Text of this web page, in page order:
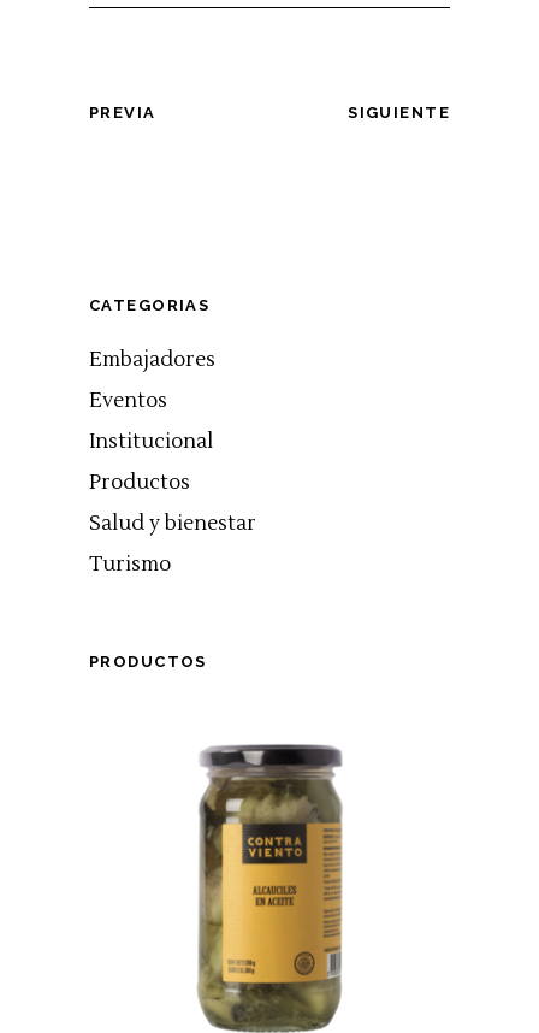
PREVIA SIGUIENTE
CATEGORIAS
Embajadores
Eventos
Institucional
Productos
Salud y bienestar
Turismo
PRODUCTOS